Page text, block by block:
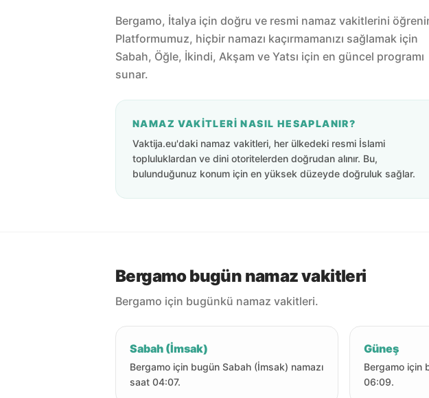
Bergamo, İtalya için doğru ve resmi namaz vakitlerini
Platformumuz, hiçbir namazı kaçırmamanızı sağlamak için
Sabah, Öğle, İkindi, Akşam ve Yatsı için en güncel programı
sunar.
NAMAZ VAKITLERI NASIL HESAPLANIR?
Vaktija.eu'daki namaz vakitleri, her ülkedeki resmi İslami
topluluklardan ve dini otoritelerden doğrudan alınır. Bu,
bulunduğunuz konum için en yüksek düzeyde doğruluk sağlar.
Bergamo bugün namaz vakitleri
Bergamo için bugünkü namaz vakitleri.
Sabah (İmsak)
Bergamo için bugün Sabah (İmsak) namazı
saat 04:07.
Güneş
Bergamo için
06:09.